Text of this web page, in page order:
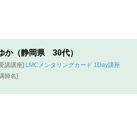
か（静岡県 30代）
講講座] LMCメンタリングカード 1Day講座
師名]